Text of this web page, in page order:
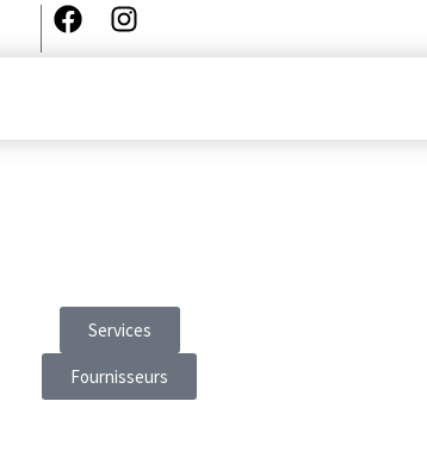
Services
Fournisseurs